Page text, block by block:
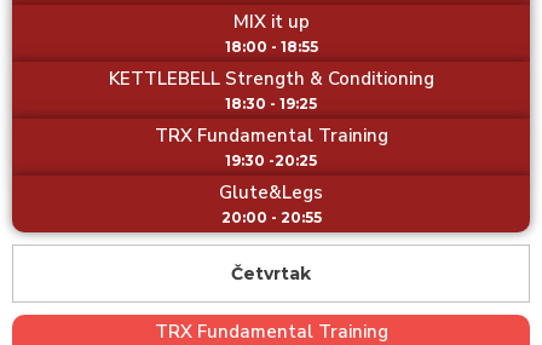
MIX it up
18:00 - 18:55
KETTLEBELL Strength & Conditioning
18:30 - 19:25
TRX Fundamental Training
19:30 -20:25
Glute&Legs
20:00 - 20:55
Četvrtak
TRX Fundamental Training